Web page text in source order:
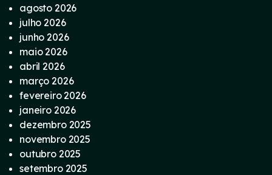
agosto 2026
julho 2026
junho 2026
maio 2026
abril 2026
março 2026
fevereiro 2026
janeiro 2026
dezembro 2025
novembro 2025
outubro 2025
setembro 2025